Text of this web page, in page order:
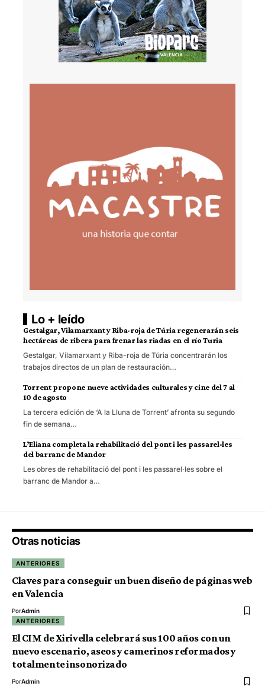
Lo + leído
Gestalgar, Vilamarxant y Riba-roja de Túria regenerarán seis
hectáreas de ribera para frenar las riadas en el río Turia
Gestalgar, Vilamarxant y Riba-roja de Túria concentrarán los
trabajos directos de un plan de restauración…
Torrent propone nueve actividades culturales y cine del 7 al
10 de agosto
La tercera edición de ‘A la Lluna de Torrent’ afronta su segundo
fin de semana…
L’Eliana completa la rehabilitació del pont i les passarel·les
del barranc de Mandor
Les obres de rehabilitació del pont i les passarel·les sobre el
barranc de Mandor a…
Otras noticias
ANTERIORES
Claves para conseguir un buen diseño de páginas web
en Valencia
PorAdmin
ANTERIORES
El CIM de Xirivella celebrará sus 100 años con un
nuevo escenario, aseos y camerinos reformados y
totalmente insonorizado
PorAdmin